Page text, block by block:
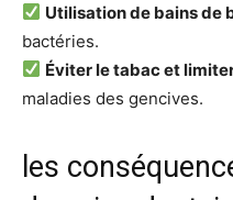
Utilisation de bains de
bactéries.
Éviter le tabac et
maladies des gencives.
les